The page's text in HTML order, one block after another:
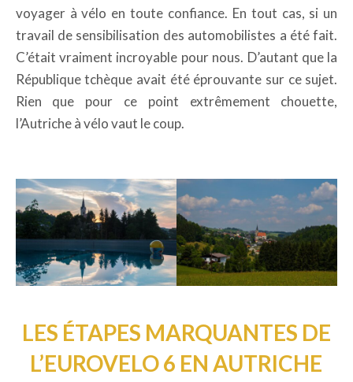
voyager à vélo en toute confiance. En tout cas, si un
travail de sensibilisation des automobilistes a été fait.
C’était vraiment incroyable pour nous. D’autant que la
République tchèque avait été éprouvante sur ce sujet.
Rien que pour ce point extrêmement chouette,
l’Autriche à vélo vaut le coup.
LES ÉTAPES MARQUANTES DE
L’EUROVELO 6 EN AUTRICHE